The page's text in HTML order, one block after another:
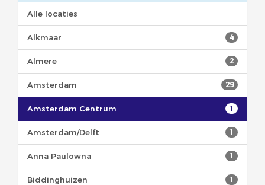
Alle locaties
4
Alkmaar
2
Almere
29
Amsterdam
1
Amsterdam Centrum
1
Amsterdam/Delft
1
Anna Paulowna
1
Biddinghuizen